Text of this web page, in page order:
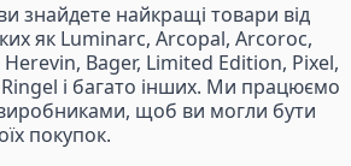
знайдете найкращі товари від
як Luminarc, Arcopal, Arcoroc,
Bager, Limited Edition, Pixel,
і багато інших. Ми працюємо
щоб ви могли бути
покупок.